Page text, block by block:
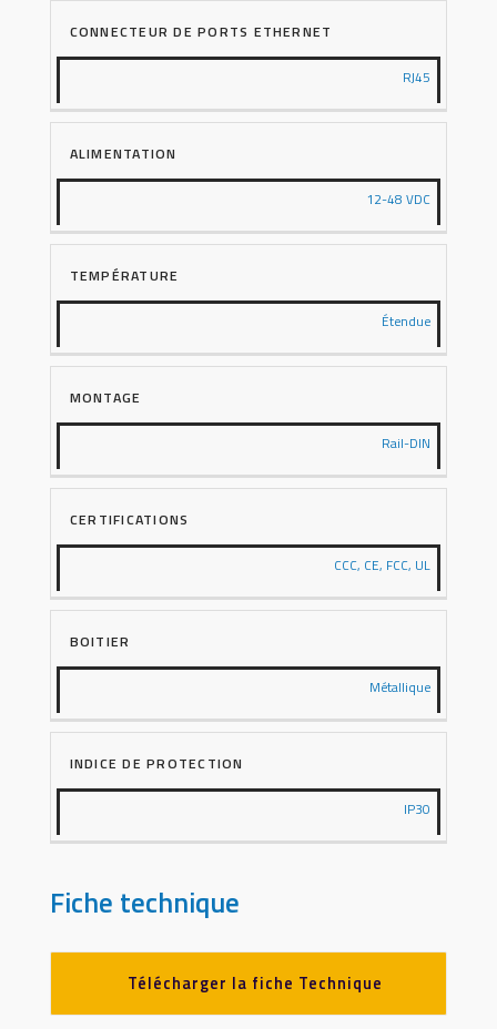
CONNECTEUR DE PORTS ETHERNET
RJ45
ALIMENTATION
12-48 VDC
TEMPÉRATURE
Étendue
MONTAGE
Rail-DIN
CERTIFICATIONS
CCC, CE, FCC, UL
BOITIER
Métallique
INDICE DE PROTECTION
IP30
Fiche technique
Télécharger la fiche Technique